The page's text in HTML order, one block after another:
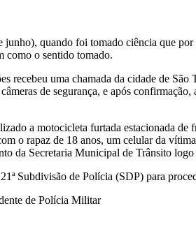
quando foi tomado ciência que
como o sentido tomado.
recebeu uma chamada da cidade de
de segurança, e após
a motocicleta furtada estacionada de
o rapaz de 18 anos, um celular da
da Secretaria Municipal de Trânsito
Subdivisão de Polícia (SDP) para
de Polícia Militar